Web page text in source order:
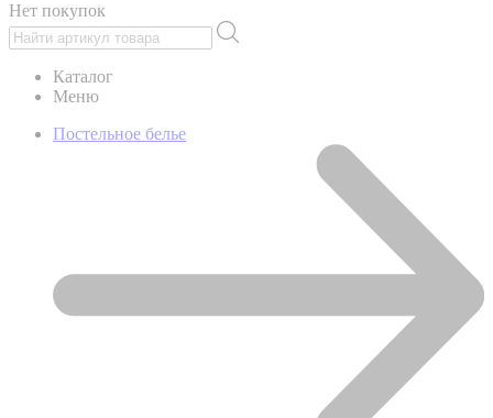
Нет покупок
Каталог
Меню
Постельное белье